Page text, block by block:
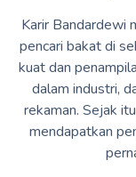
Karir Bandardewi
pencari bakat di
kuat dan
dalam industri,
rekaman. Sejak
mendapatkan